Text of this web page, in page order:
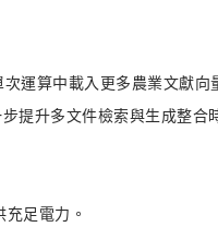
運算中載入更多農業文獻向
提升多文件檢索與生成整合
足電力。